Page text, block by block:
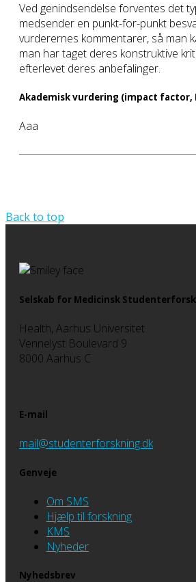
Ved genindsendelse forventes det
medsender en punkt-for-punkt
vurderernes kommentarer, så man
man har taget deres konstruktive
efterlevet deres anbefalinger.
Akademisk vurdering (impact factor,
Aaa
Back to top
Selskab for Medicinsk
Health, Aarhus Universitet
Vennelyst Boulevard 9
8000 Aarhus C
E-mail
mail@studenterforskning.dk
Genveje
Om SMS
Hjælp til forskning
KMS
Nyheder
Nyhedsbrev